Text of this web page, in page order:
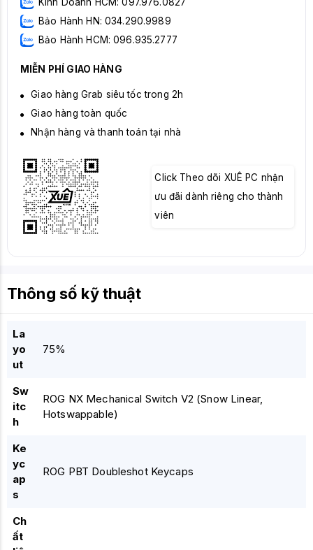
Bảo Hành HN: 034.290.9989
Bảo Hành HCM: 096.935.2777
MIỄN PHÍ GIAO HÀNG
Giao hàng Grab siêu tốc trong 2h
Giao hàng toàn quốc
Nhận hàng và thanh toán tại nhà
Click Theo dõi XUÊ PC nhận
ưu đãi dành riêng cho thành
viên
Thông số kỹ thuật
La
yo
ut
75%
Sw
itc
h
ROG NX Mechanical Switch V2 (Snow Linear,
Hotswappable)
Ke
yc
ap
s
ROG PBT Doubleshot Keycaps
Ch
ất